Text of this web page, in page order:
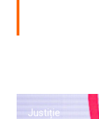
Justiție